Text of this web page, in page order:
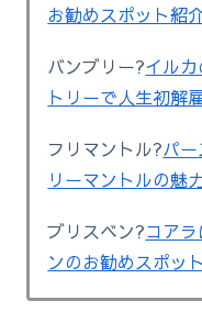
お勧めスポット紹
バンブリー?イル
トリーで人生初解
フリマントル?パ
リーマントルの魅
ブリスベン?コア
ンのお勧めスポット